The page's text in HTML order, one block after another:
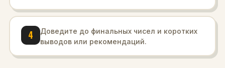
4
Доведите до финальных чисел и коротких
выводов или рекомендаций.